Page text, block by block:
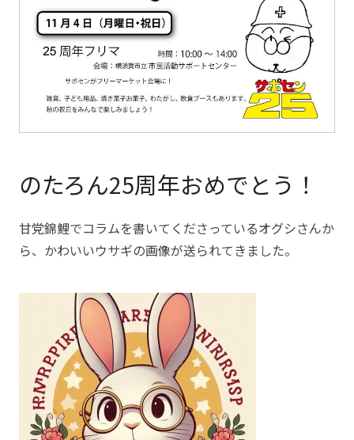
のたろん25周年おめでとう！
甘党錦鯉でコラムを書いてくださっているオグシさんか
ら、かわいいウサギの画像が送られてきました。